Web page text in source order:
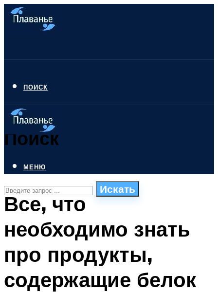
ПОИСК
Поиск
Искать
СТИЛИ ПЛАВАНЬЯ
ПЛАВАНЬЕ ДЛЯ ДЕТЕЙ
БАССЕЙН ДЛЯ ДОМА
МЕНЮ
Все, что
необходимо знать
про продукты,
содержащие белок